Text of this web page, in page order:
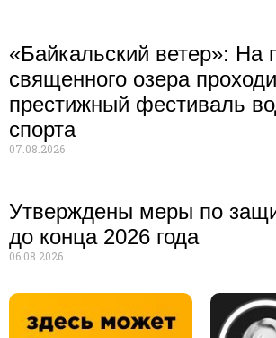
«Байкальский ветер»: На
священного озера
престижный фестиваль
спорта
07.08.2026
Утверждены меры по
до конца 2026 года
06.08.2026